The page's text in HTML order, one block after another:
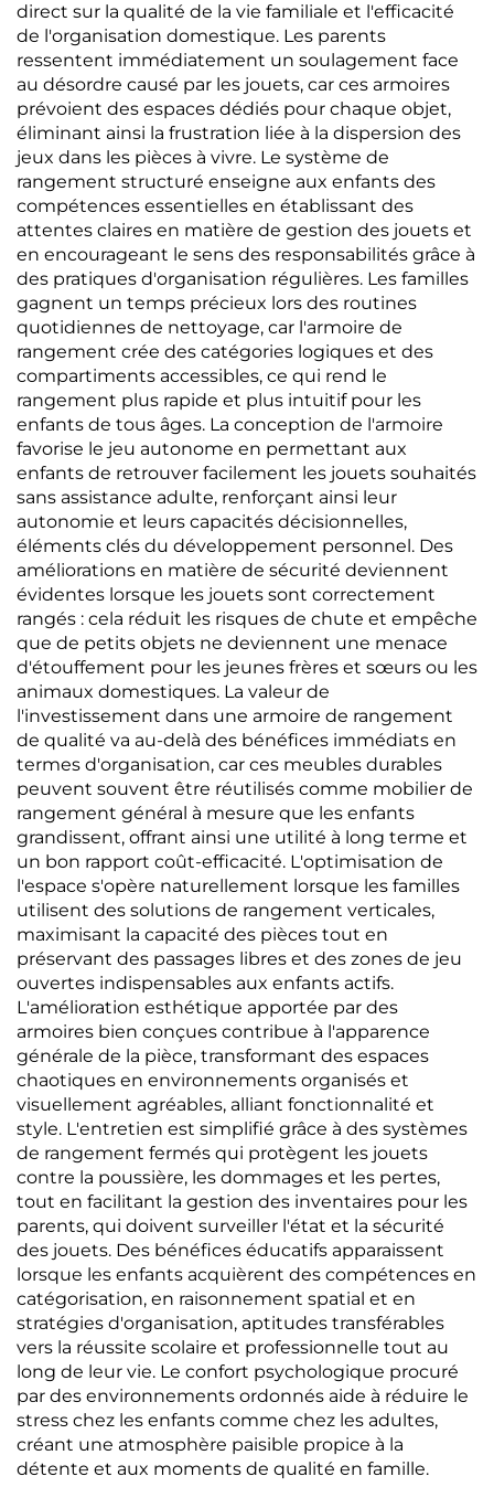
direct sur la qualité de la vie familiale et l'efficacité
de l'organisation domestique. Les parents
ressentent immédiatement un soulagement face
au désordre causé par les jouets, car ces armoires
prévoient des espaces dédiés pour chaque objet,
éliminant ainsi la frustration liée à la dispersion des
jeux dans les pièces à vivre. Le système de
rangement structuré enseigne aux enfants des
compétences essentielles en établissant des
attentes claires en matière de gestion des jouets et
en encourageant le sens des responsabilités grâce à
des pratiques d'organisation régulières. Les familles
gagnent un temps précieux lors des routines
quotidiennes de nettoyage, car l'armoire de
rangement crée des catégories logiques et des
compartiments accessibles, ce qui rend le
rangement plus rapide et plus intuitif pour les
enfants de tous âges. La conception de l'armoire
favorise le jeu autonome en permettant aux
enfants de retrouver facilement les jouets souhaités
sans assistance adulte, renforçant ainsi leur
autonomie et leurs capacités décisionnelles,
éléments clés du développement personnel. Des
améliorations en matière de sécurité deviennent
évidentes lorsque les jouets sont correctement
rangés : cela réduit les risques de chute et empêche
que de petits objets ne deviennent une menace
d'étouffement pour les jeunes frères et sœurs ou les
animaux domestiques. La valeur de
l'investissement dans une armoire de rangement
de qualité va au-delà des bénéfices immédiats en
termes d'organisation, car ces meubles durables
peuvent souvent être réutilisés comme mobilier de
rangement général à mesure que les enfants
grandissent, offrant ainsi une utilité à long terme et
un bon rapport coût-efficacité. L'optimisation de
l'espace s'opère naturellement lorsque les familles
utilisent des solutions de rangement verticales,
maximisant la capacité des pièces tout en
préservant des passages libres et des zones de jeu
ouvertes indispensables aux enfants actifs.
L'amélioration esthétique apportée par des
armoires bien conçues contribue à l'apparence
générale de la pièce, transformant des espaces
chaotiques en environnements organisés et
visuellement agréables, alliant fonctionnalité et
style. L'entretien est simplifié grâce à des systèmes
de rangement fermés qui protègent les jouets
contre la poussière, les dommages et les pertes,
tout en facilitant la gestion des inventaires pour les
parents, qui doivent surveiller l'état et la sécurité
des jouets. Des bénéfices éducatifs apparaissent
lorsque les enfants acquièrent des compétences en
catégorisation, en raisonnement spatial et en
stratégies d'organisation, aptitudes transférables
vers la réussite scolaire et professionnelle tout au
long de leur vie. Le confort psychologique procuré
par des environnements ordonnés aide à réduire le
stress chez les enfants comme chez les adultes,
créant une atmosphère paisible propice à la
détente et aux moments de qualité en famille.